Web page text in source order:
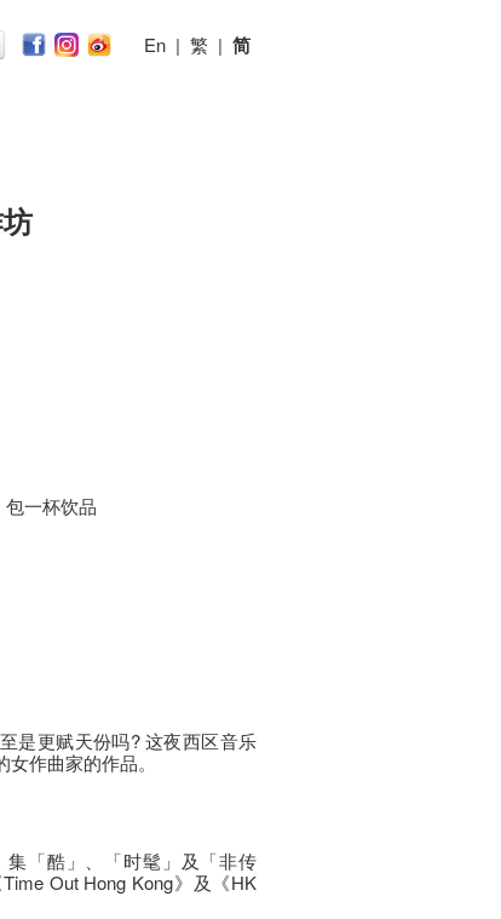
En | 繁 | 简
包一杯饮品
是更赋天份吗? 这夜西区音乐
作曲家的作品。
「酷」、「时髦」及「非传
Out Hong Kong》及《HK